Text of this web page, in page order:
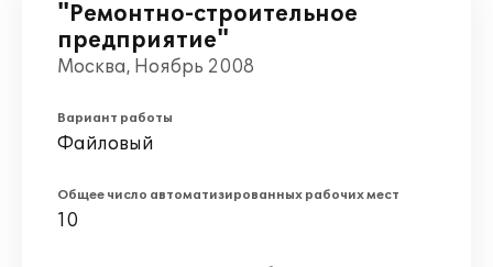
"Ремонтно-строительное
предприятие"
Москва, Ноябрь 2008
Вариант работы
Файловый
Общее число автоматизированных рабочих мест
10